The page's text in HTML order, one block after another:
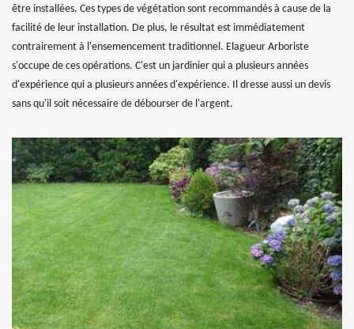
être installées. Ces types de végétation sont recommandés à cause de la
facilité de leur installation. De plus, le résultat est immédiatement
contrairement à l'ensemencement traditionnel. Elagueur Arboriste
s'occupe de ces opérations. C'est un jardinier qui a plusieurs années
d'expérience qui a plusieurs années d'expérience. Il dresse aussi un devis
sans qu'il soit nécessaire de débourser de l'argent.